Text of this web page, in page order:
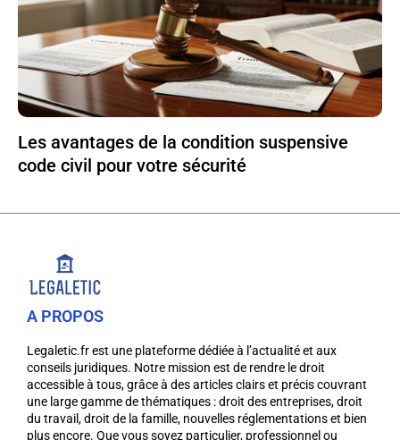
Les avantages de la condition suspensive
code civil pour votre sécurité
A PROPOS
Legaletic.fr est une plateforme dédiée à l’actualité et aux
conseils juridiques. Notre mission est de rendre le droit
accessible à tous, grâce à des articles clairs et précis couvrant
une large gamme de thématiques : droit des entreprises, droit
du travail, droit de la famille, nouvelles réglementations et bien
plus encore. Que vous soyez particulier, professionnel ou